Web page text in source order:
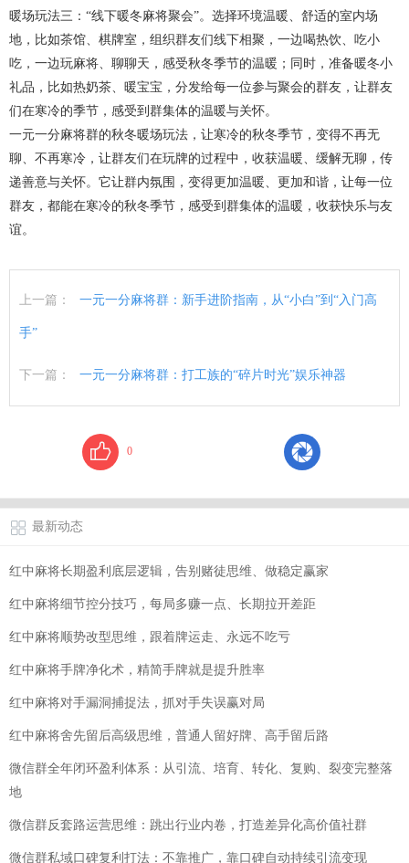
暖场玩法三：“线下暖冬麻将聚会”。选择环境温暖、舒适的室内场
地，比如茶馆、棋牌室，组织群友们线下相聚，一边喝热饮、吃小
吃，一边玩麻将、聊聊天，感受秋冬季节的温暖；同时，准备暖冬小
礼品，比如热奶茶、暖宝宝，分发给每一位参与聚会的群友，让群友
们在寒冷的季节，感受到群集体的温暖与关怀。
一元一分麻将群的秋冬暖场玩法，让寒冷的秋冬季节，变得不再无
聊、不再寒冷，让群友们在玩牌的过程中，收获温暖、缓解无聊，传
递善意与关怀。它让群内氛围，变得更加温暖、更加和谐，让每一位
群友，都能在寒冷的秋冬季节，感受到群集体的温暖，收获快乐与友
谊。
上一篇： 一元一分麻将群：新手进阶指南，从“小白”到“入门高
手”
下一篇： 一元一分麻将群：打工族的“碎片时光”娱乐神器
0
最新动态
红中麻将长期盈利底层逻辑，告别赌徒思维、做稳定赢家
红中麻将细节控分技巧，每局多赚一点、长期拉开差距
红中麻将顺势改型思维，跟着牌运走、永远不吃亏
红中麻将手牌净化术，精简手牌就是提升胜率
红中麻将对手漏洞捕捉法，抓对手失误赢对局
红中麻将舍先留后高级思维，普通人留好牌、高手留后路
微信群全年闭环盈利体系：从引流、培育、转化、复购、裂变完整落
地
微信群反套路运营思维：跳出行业内卷，打造差异化高价值社群
微信群私域口碑复利打法：不靠推广，靠口碑自动持续引流变现